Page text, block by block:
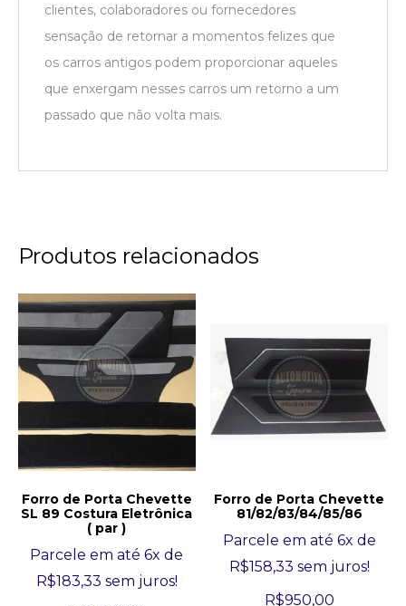
clientes, colaboradores ou fornecedores
sensação de retornar a momentos felizes que
os carros antigos podem proporcionar aqueles
que enxergam nesses carros um retorno a um
passado que não volta mais.
Produtos relacionados
Forro de Porta Chevette
SL 89 Costura Eletrônica
( par )
Parcele em até 6x de
R$183,33 sem juros!
Forro de Porta Chevette
81/82/83/84/85/86
Parcele em até 6x de
R$158,33 sem juros!
R$950,00